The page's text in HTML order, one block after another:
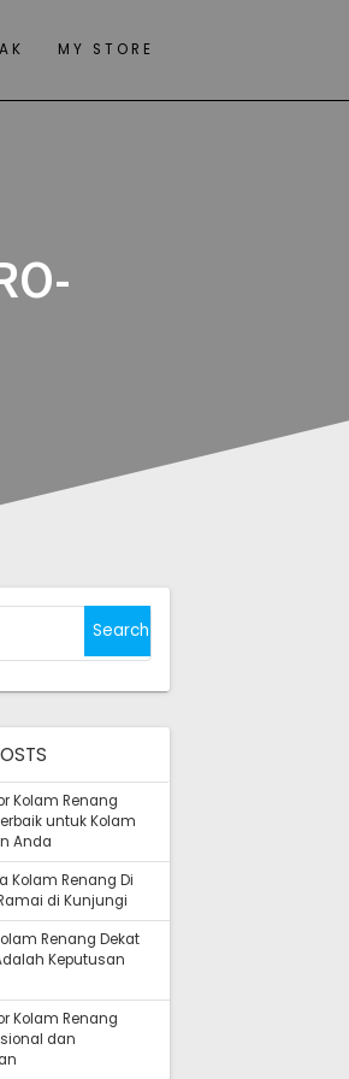
MY STORE
Kolam Renang
untuk Kolam
Anda
Kolam Renang Di
di Kunjungi
Renang Dekat
Keputusan
Kolam Renang
dan